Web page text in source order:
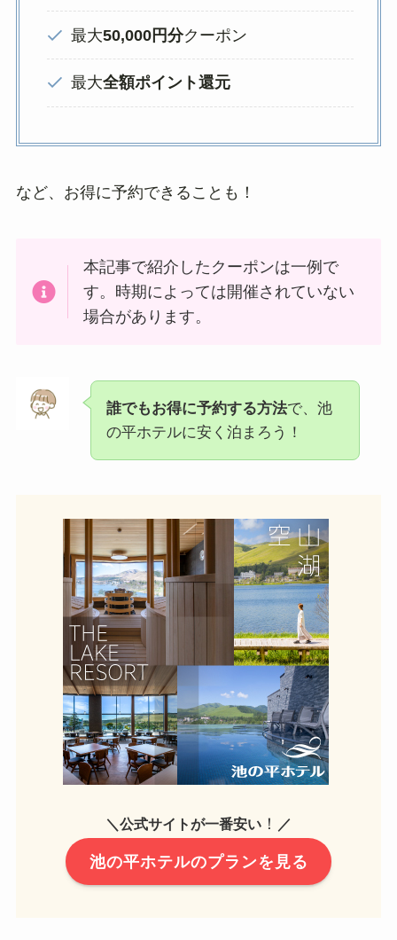
最大50,000円分クーポン
最大全額ポイント還元
など、お得に予約できることも！
本記事で紹介したクーポンは一例で
す。時期によっては開催されていない
場合があります。
誰でもお得に予約する方法で、池
の平ホテルに安く泊まろう！
＼公式サイトが一番安い ！ ／
池の平ホテルのプランを見る